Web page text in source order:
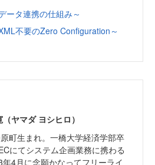
ータ連携の仕組み～
不要のZero Configuration～
ヤマダ ヨシヒロ）
町生まれ。一橋大学経済学部卒
にてシステム企画業務に携わる
4月に念願かなってフリーライ